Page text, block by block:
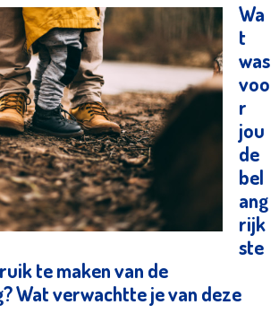
Wa
t
was
voo
r
jou
de
bel
ang
rijk
ste
te maken van de
Wat verwachtte je van deze